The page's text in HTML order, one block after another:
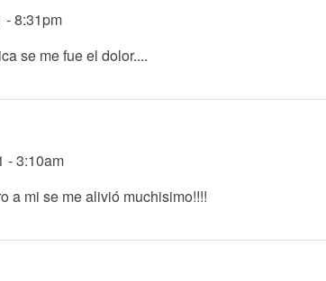
- 8:31pm
se me fue el dolor....
- 3:10am
a mi se me alivió muchisimo!!!!